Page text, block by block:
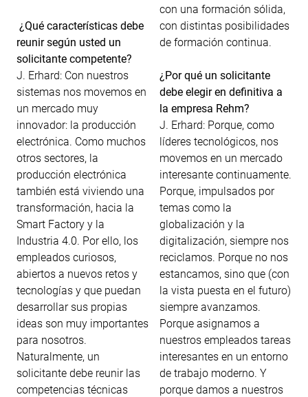
¿Qué características debe
reunir según usted un
solicitante competente?
J. Erhard: Con nuestros
sistemas nos movemos en
un mercado muy
innovador: la producción
electrónica. Como muchos
otros sectores, la
producción electrónica
también está viviendo una
transformación, hacia la
Smart Factory y la
Industria 4.0. Por ello, los
empleados curiosos,
abiertos a nuevos retos y
tecnologías y que puedan
desarrollar sus propias
ideas son muy importantes
para nosotros.
Naturalmente, un
solicitante debe reunir las
competencias técnicas
con una formación sólida,
con distintas posibilidades
de formación continua.
¿Por qué un solicitante
debe elegir en definitiva a
la empresa Rehm?
J. Erhard: Porque, como
líderes tecnológicos, nos
movemos en un mercado
interesante continuamente.
Porque, impulsados por
temas como la
globalización y la
digitalización, siempre nos
reciclamos. Porque no nos
estancamos, sino que (con
la vista puesta en el futuro)
siempre avanzamos.
Porque asignamos a
nuestros empleados tareas
interesantes en un entorno
de trabajo moderno. Y
porque damos a nuestros